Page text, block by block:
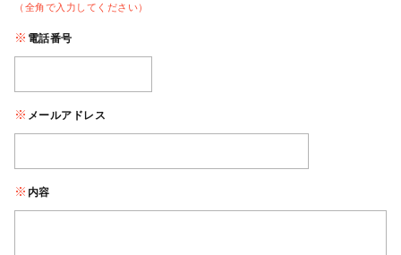
（全角で入力してください）
電話番号
メールアドレス
内容